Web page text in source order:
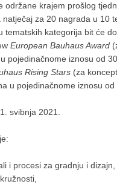
održane krajem prošlog
natječaj za 20 nagrada u 10
tematskih kategorija bit će
European Bauhaus Award
pojedinačnome iznosu od
Rising Stars (za
u pojedinačnome iznosu od
svibnja 2021.
i procesi za gradnju i dizajn,